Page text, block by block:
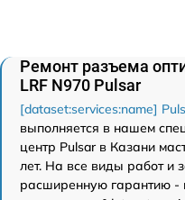
Ремонт разъема
LRF N970 Pulsar
[dataset:services:name]
выполняется в нашем
центр Pulsar в Казани
лет. На все виды работ и
расширенную гарантию -